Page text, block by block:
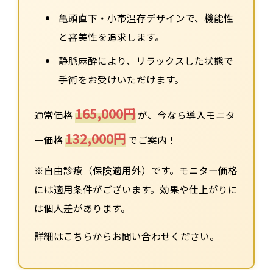
亀頭直下・小帯温存デザインで、機能性
と審美性を追求します。
静脈麻酔により、リラックスした状態で
手術をお受けいただけます。
通常価格165,000円が、今なら導入モニタ
ー価格132,000円でご案内！
※自由診療（保険適用外）です。モニター価格
には適用条件がございます。効果や仕上がりに
は個人差があります。
詳細はこちらからお問い合わせください。